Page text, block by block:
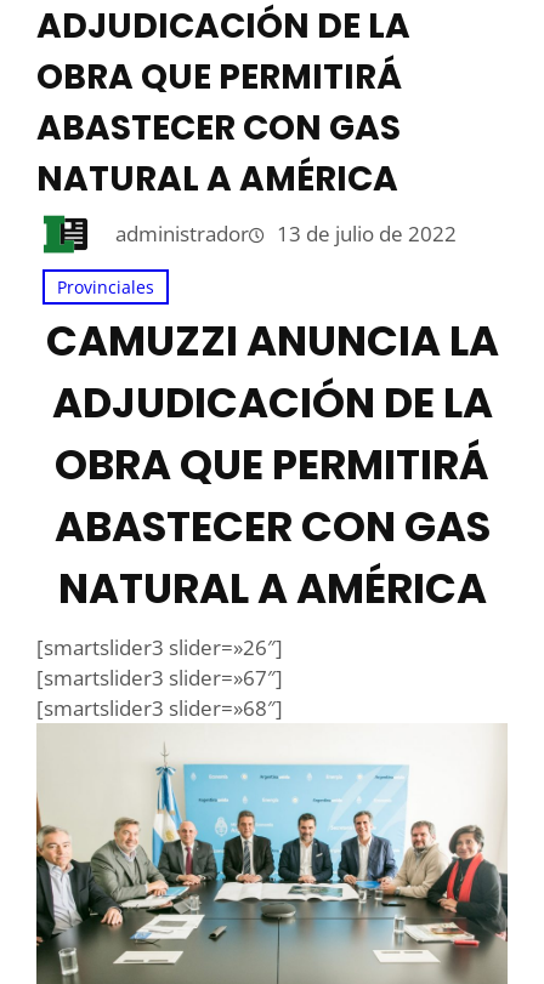
ADJUDICACIÓN DE LA
OBRA QUE PERMITIRÁ
ABASTECER CON GAS
NATURAL A AMÉRICA
administrador 13 de julio de 2022
Provinciales
CAMUZZI ANUNCIA LA
ADJUDICACIÓN DE LA
OBRA QUE PERMITIRÁ
ABASTECER CON GAS
NATURAL A AMÉRICA
[smartslider3 slider=»26″]
[smartslider3 slider=»67″]
[smartslider3 slider=»68″]